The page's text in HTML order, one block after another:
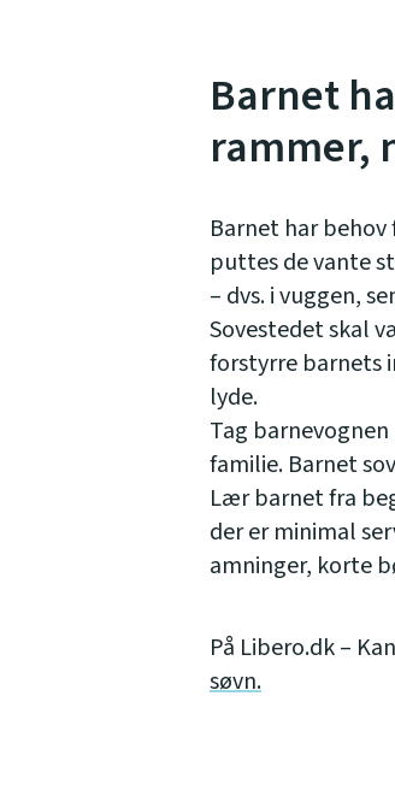
Barnet
rammer,
Barnet har
puttes de vante
– dvs. i vuggen,
Sovestedet skal
forstyrre barnets
lyde.
Tag
familie. Barnet
Lær barnet fra
der er minimal
amninger, korte
På Libero.dk –
søvn.